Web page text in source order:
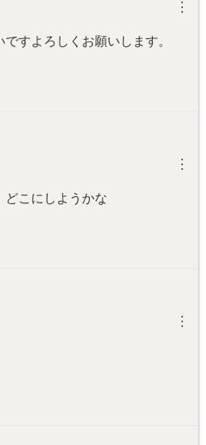
︙
すよろしくお願いします。
︙
どこにしようかな
︙